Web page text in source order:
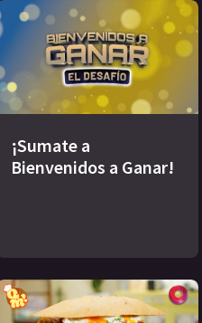
¡Sumate a
Bienvenidos a Ganar!